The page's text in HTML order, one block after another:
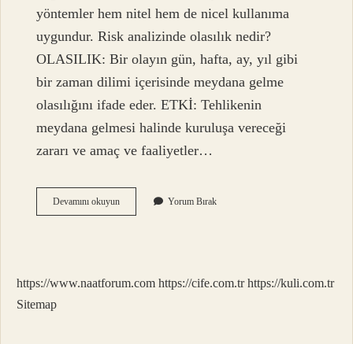
yöntemler hem nitel hem de nicel kullanıma
uygundur. Risk analizinde olasılık nedir?
OLASILIK: Bir olayın gün, hafta, ay, yıl gibi
bir zaman dilimi içerisinde meydana gelme
olasılığını ifade eder. ETKİ: Tehlikenin
meydana gelmesi halinde kuruluşa vereceği
zararı ve amaç ve faaliyetler…
Devamını okuyunKantitatif
Risk
Yorum Bırak
https://www.naatforum.com https://cife.com.tr https://kuli.com.tr
Sitemap